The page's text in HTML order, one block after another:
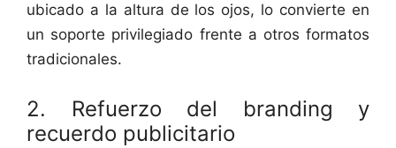
ubicado a la altura de los ojos, lo convierte en
un soporte privilegiado frente a otros formatos
tradicionales.
2. Refuerzo del branding y
recuerdo publicitario